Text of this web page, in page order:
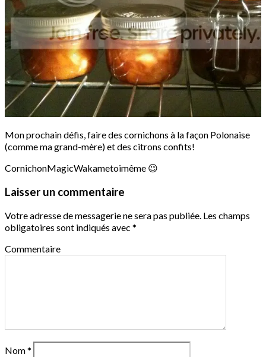
Mon prochain défis, faire des cornichons à la façon Polonaise
(comme ma grand-mère) et des citrons confits!
CornichonMagicWakametoimême 😉
Laisser un commentaire
Votre adresse de messagerie ne sera pas publiée. Les champs
obligatoires sont indiqués avec *
Commentaire
Nom*